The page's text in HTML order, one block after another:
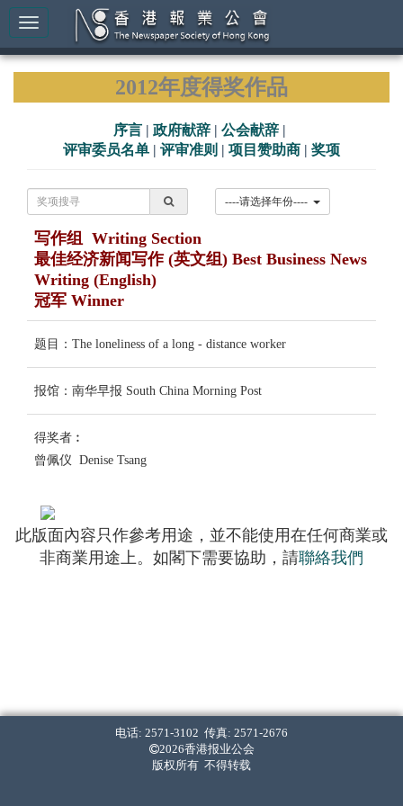
2012年度得奖作品
序言 | 政府献辞 | 公会献辞 |
评审委员名单 | 评审准则 | 项目赞助商 | 奖项
写作组 Writing Section
最佳经济新闻写作 (英文组) Best Business News
Writing (English)
冠军 Winner
题目：The loneliness of a long - distance worker
报馆：南华早报 South China Morning Post
得奖者︰
曾佩仪 Denise Tsang
此版面內容只作參考用途，並不能使用在任何商業或
非商業用途上。如閣下需要協助，請聯絡我們
电话: 2571-3102 传真: 2571-2676
2026香港报业公会
版权所有 不得转载